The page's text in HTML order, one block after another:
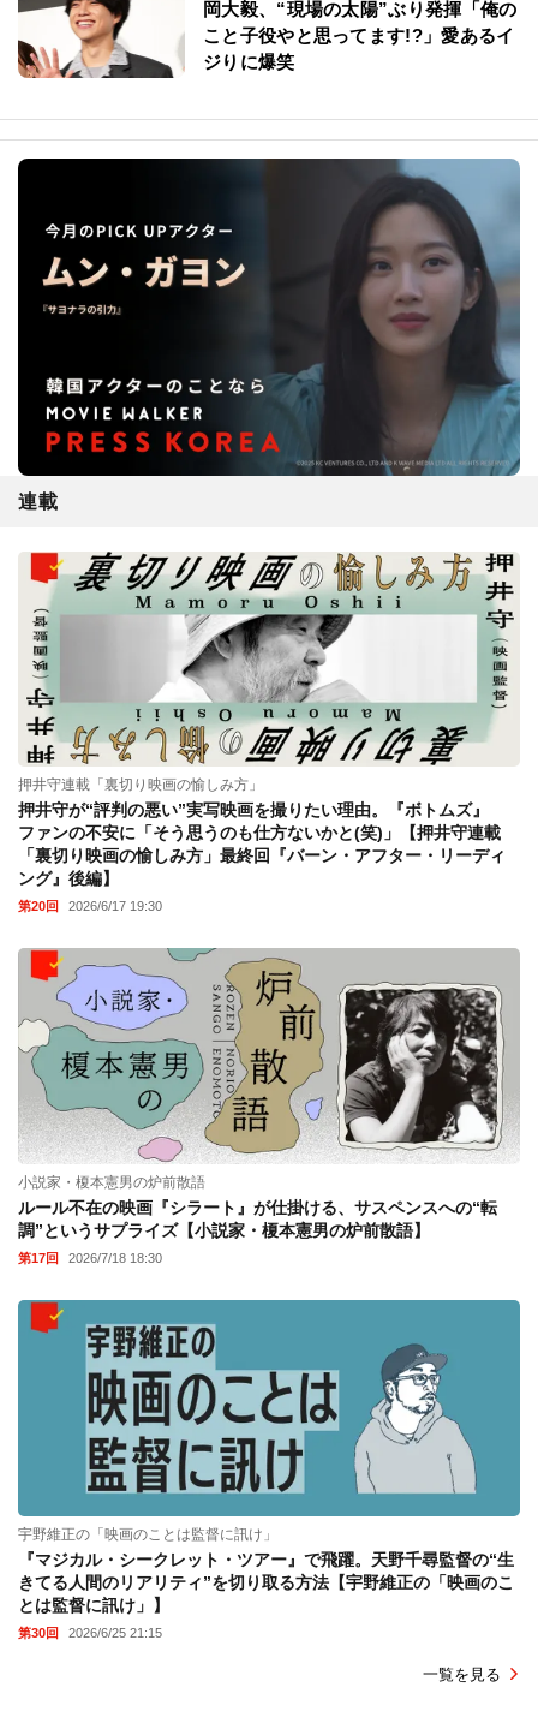
岡大毅、“現場の太陽”ぶり発揮「俺の
こと子役やと思ってます!?」愛あるイ
ジりに爆笑
連載
押井守連載「裏切り映画の愉しみ方」
押井守が“評判の悪い”実写映画を撮りたい理由。『ボトムズ』
ファンの不安に「そう思うのも仕方ないかと(笑)」【押井守連載
「裏切り映画の愉しみ方」最終回『バーン・アフター・リーディ
ング』後編】
第20回 2026/6/17 19:30
小説家・榎本憲男の炉前散語
ルール不在の映画『シラート』が仕掛ける、サスペンスへの“転
調”というサプライズ【小説家・榎本憲男の炉前散語】
第17回 2026/7/18 18:30
宇野維正の「映画のことは監督に訊け」
『マジカル・シークレット・ツアー』で飛躍。天野千尋監督の“生
きてる人間のリアリティ”を切り取る方法【宇野維正の「映画のこ
とは監督に訊け」】
第30回 2026/6/25 21:15
一覧を見る